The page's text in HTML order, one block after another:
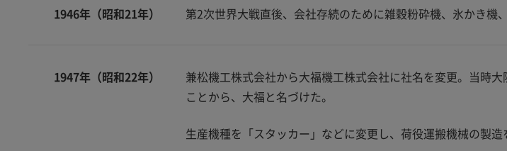
1946年（昭和21年） 第2次世界大戦直後、会社存続のために雑穀粉砕機、氷かき機
1947年（昭和22年）
兼松機工株式会社から大福機工株式会社に社名を変更。当時
ことから、大福と名づけた。
生産機種を「スタッカー」などに変更し、荷役運搬機械の製造